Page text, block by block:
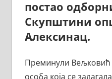
постао
Скупштини
Алексинац.
Преминули Вељковић
особа која се